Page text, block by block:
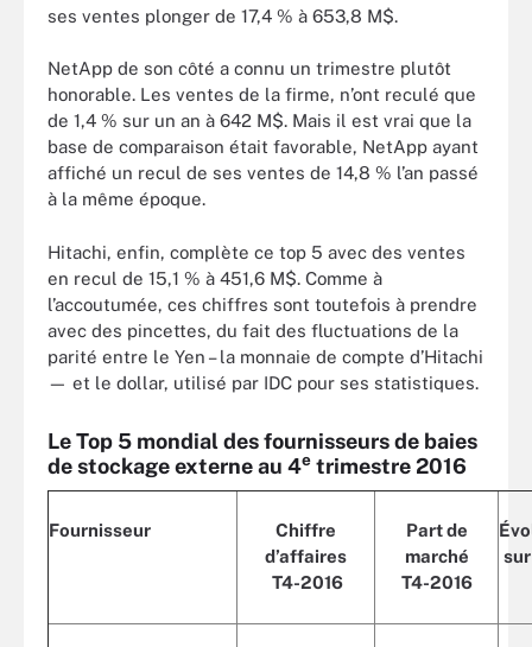
ses ventes plonger de 17,4 % à 653,8 M$.
NetApp de son côté a connu un trimestre plutôt
honorable. Les ventes de la firme, n’ont reculé que
de 1,4 % sur un an à 642 M$. Mais il est vrai que la
base de comparaison était favorable, NetApp ayant
affiché un recul de ses ventes de 14,8 % l’an passé
à la même époque.
Hitachi, enfin, complète ce top 5 avec des ventes
en recul de 15,1 % à 451,6 M$. Comme à
l’accoutumée, ces chiffres sont toutefois à prendre
avec des pincettes, du fait des fluctuations de la
parité entre le Yen – la monnaie de compte d’Hitachi
— et le dollar, utilisé par IDC pour ses statistiques.
Le Top 5 mondial des fournisseurs de baies
de stockage externe au 4e trimestre 2016
Fournisseur
Chiffre
d’affaires
T4-2016
Part de
marché
T4-2016